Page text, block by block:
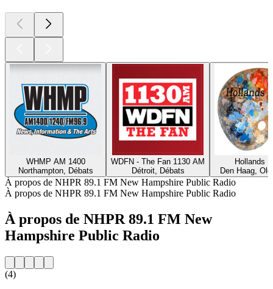
WHMP AM 1400
Northampton, Débats
WDFN - The Fan 1130 AM
Détroit, Débats
Hollands
Den Haag,
À propos de NHPR 89.1 FM New Hampshire Public Radio
À propos de NHPR 89.1 FM New Hampshire Public Radio
À propos de NHPR 89.1 FM New
Hampshire Public Radio
(4)